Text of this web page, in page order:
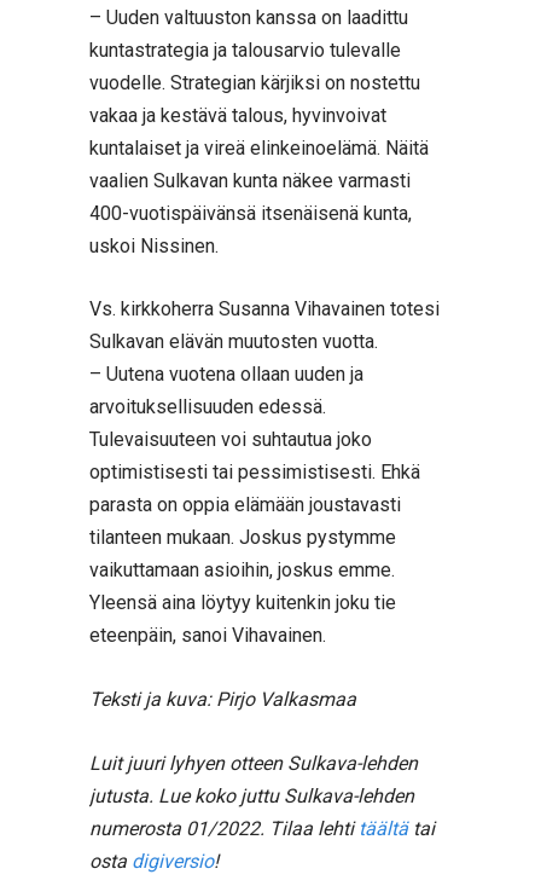
– Uuden valtuuston kanssa on laadittu
kuntastrategia ja talousarvio tulevalle
vuodelle. Strategian kärjiksi on nostettu
vakaa ja kestävä talous, hyvinvoivat
kuntalaiset ja vireä elinkeinoelämä. Näitä
vaalien Sulkavan kunta näkee varmasti
400-vuotispäivänsä itsenäisenä kunta,
uskoi Nissinen.
Vs. kirkkoherra Susanna Vihavainen totesi
Sulkavan elävän muutosten vuotta.
– Uutena vuotena ollaan uuden ja
arvoituksellisuuden edessä.
Tulevaisuuteen voi suhtautua joko
optimistisesti tai pessimistisesti. Ehkä
parasta on oppia elämään joustavasti
tilanteen mukaan. Joskus pystymme
vaikuttamaan asioihin, joskus emme.
Yleensä aina löytyy kuitenkin joku tie
eteenpäin, sanoi Vihavainen.
Teksti ja kuva: Pirjo Valkasmaa
Luit juuri lyhyen otteen Sulkava-lehden
jutusta. Lue koko juttu Sulkava-lehden
numerosta 01/2022. Tilaa lehti täältätai
osta digiversio!